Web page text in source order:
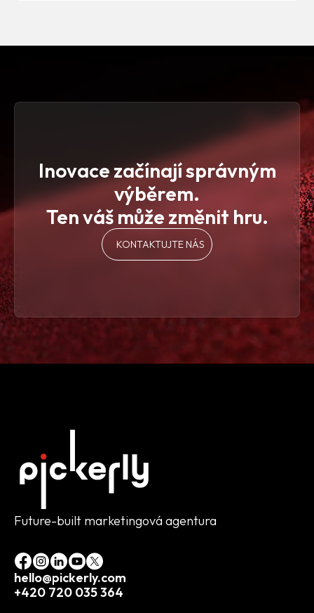
naše procesy a zvýšit spokojenost našich zákazníků.
Inovace začínají správným
výběrem.
Ten váš může změnit hru.
KONTAKTUJTE NÁS
Future-built marketingová agentura
hello@pickerly.com
+420 720 035 364